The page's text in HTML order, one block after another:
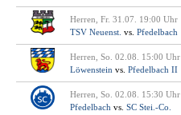
Herren, Fr. 31.07. 19:00 Uhr
TSV Neuenst. vs. Pfedelbach
Herren, So. 02.08. 15:00 Uhr
Löwenstein vs. Pfedelbach II
Herren, So. 02.08. 15:30 Uhr
Pfedelbach vs. SC Stei.-Co.